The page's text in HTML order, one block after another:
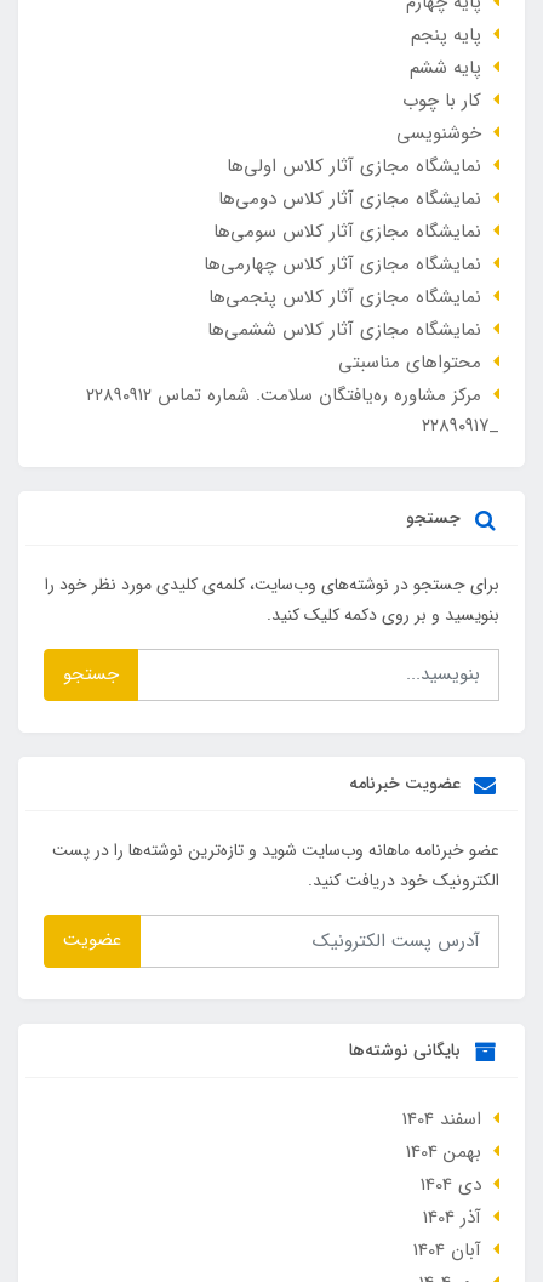
پایه پنجم
پایه ششم
کار با چوب
خوشنویسی
نمایشگاه مجازی آثار کلاس اولی‌ها
نمایشگاه مجازی آثار کلاس دومی‌ها
نمایشگاه مجازی آثار کلاس سومی‌ها
نمایشگاه مجازی آثار کلاس چهارمی‌ها
نمایشگاه مجازی آثار کلاس پنجمی‌ها
نمایشگاه مجازی آثار کلاس ششمی‌ها
محتواهای مناسبتی
مرکز مشاوره ره‌یافتگان سلامت. شماره تماس ۲۲۸۹۰۹۱۲
_۲۲۸۹۰۹۱۷
جستجو
برای جستجو در نوشته‌های وب‌سایت، کلمه‌ی کلیدی مورد نظر خود را
بنویسید و بر روی دکمه کلیک کنید.
جستجو
عضویت خبرنامه
عضو خبرنامه ماهانه وب‌سایت شوید و تازه‌ترین نوشته‌ها را در پست
الکترونیک خود دریافت کنید.
عضویت
بایگانی نوشته‌ها
اسفند 1404
بهمن 1404
دی 1404
آذر 1404
آبان 1404